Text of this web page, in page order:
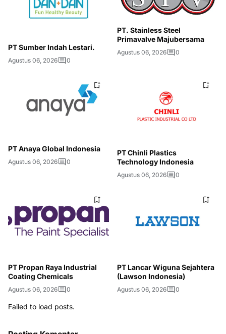
PT Sumber Indah Lestari.
Agustus 06, 2026 0
PT. Stainless Steel
Primavalve Majubersama
Agustus 06, 2026 0
PT Anaya Global Indonesia
Agustus 06, 2026 0
PT Chinli Plastics
Technology Indonesia
Agustus 06, 2026 0
PT Propan Raya Industrial
Coating Chemicals
Agustus 06, 2026 0
PT Lancar Wiguna Sejahtera
(Lawson Indonesia)
Agustus 06, 2026 0
Failed to load posts.